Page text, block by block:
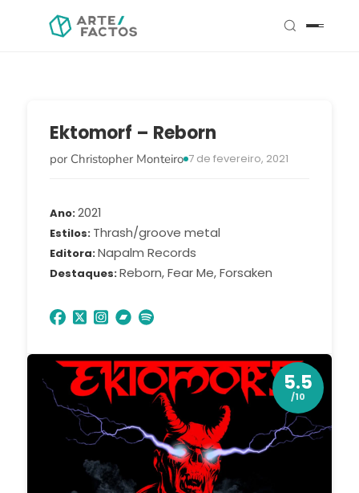
Ektomorf – Reborn
por Christopher Monteiro 7 de fevereiro, 2021
Ano 2021
Estilos Thrash/groove metal
Editora Napalm Records
Destaques Reborn, Fear Me, Forsaken
5.5
/10